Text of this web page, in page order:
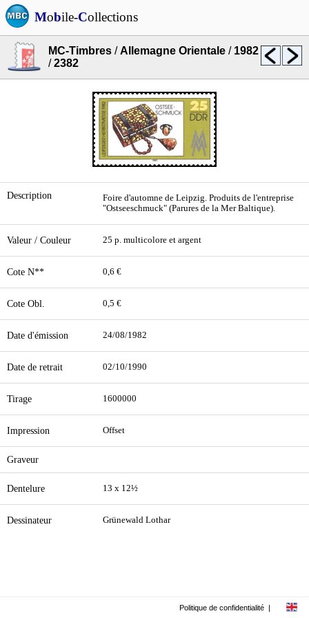
Mobile-Collections
MC-Timbres /Allemagne Orientale / 1982
/2382
Description
Foire d'automne de Leipzig. Produits de l'entreprise
"Ostseeschmuck" (Parures de la Mer Baltique).
Valeur / Couleur 25 p. multicolore et argent
Cote N** 0,6 €
Cote Obl. 0,5 €
Date d'émission 24/08/1982
Date de retrait 02/10/1990
Tirage 1600000
Impression Offset
Graveur
Dentelure 13 x 12½
Dessinateur Grünewald Lothar
Politique de confidentialité |